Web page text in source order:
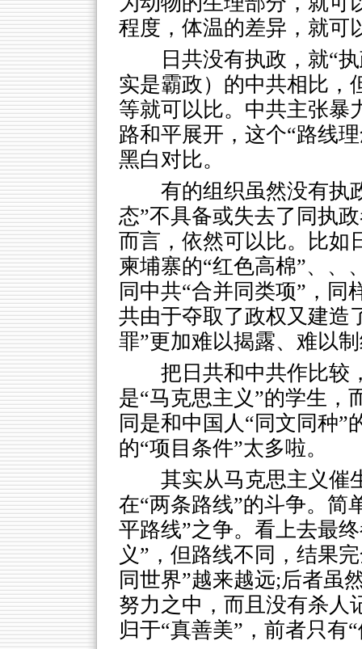
程度，体温的差异，就可
日共没有执政，就“
实是霸政）的中共相比，
等就可以比。中共主张暴
路和平展开，这个“路线
黑白对比。
有的组织虽然没有执
态”不具备或失去了同执
而言，依然可以比。比如
柬埔寨的“红色高棉”、、
同中共“合并同类项”，同
共由于夺取了政权又建造
罪”更加难以揭露、难以
把日共和中共作比较
是“马克思主义”的学生，
同是和中国人“同文同种”
的“项目条件”太多啦。
其实从马克思主义催
在“两条路线”的斗争。简
平路线”之争。看上去最
义”，但路线不同，结果
同世界”越来越远;后者虽
努力之中，而且没有杀人
归于“真善美”，前者只有